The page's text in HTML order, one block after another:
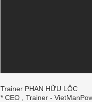
Trainer PHAN HỮU LỘC
* CEO , Trainer -